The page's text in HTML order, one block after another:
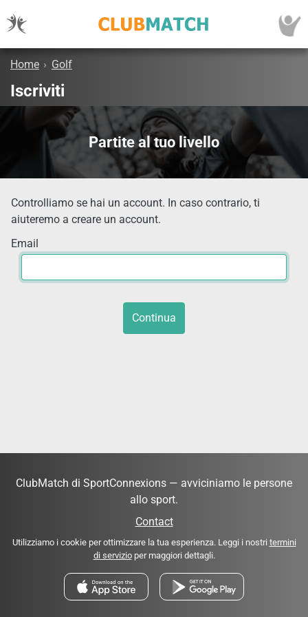
Home › Golf
Iscriviti
Partite al tuo livello
Controlliamo se hai un account. In caso contrario, ti
aiuteremo a creare un account.
Email
Continua
ClubMatch di SportConnexions — avviciniamo le persone
allo sport.
Contact
Utilizziamo i cookie per ottimizzare la tua esperienza. Leggi i nostri termini
di servizioper maggiori dettagli.